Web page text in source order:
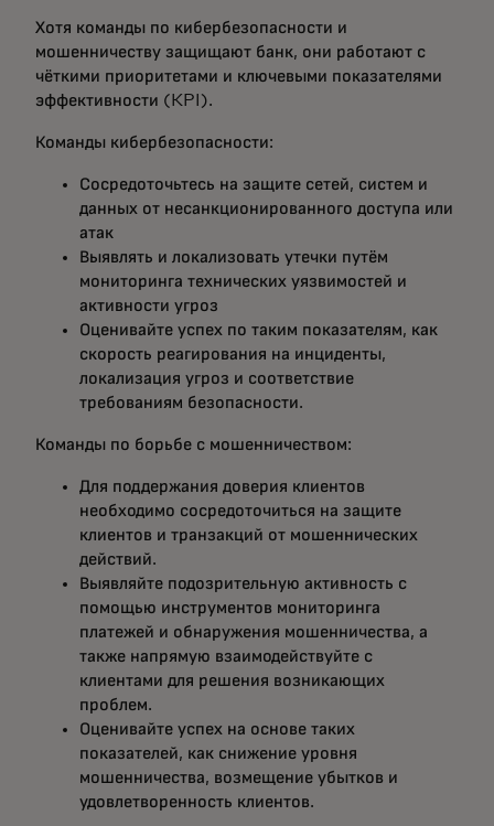
Хотя команды по кибербезопасности и
мошенничеству защищают банк, они работают с
чёткими приоритетами и ключевыми показателями
эффективности (KPI).
Команды кибербезопасности:
Сосредоточьтесь на защите сетей, систем и
данных от несанкционированного доступа или
атак
Выявлять и локализовать утечки путём
мониторинга технических уязвимостей и
активности угроз
Оценивайте успех по таким показателям, как
скорость реагирования на инциденты,
локализация угроз и соответствие
требованиям безопасности.
Команды по борьбе с мошенничеством:
Для поддержания доверия клиентов
необходимо сосредоточиться на защите
клиентов и транзакций от мошеннических
действий.
Выявляйте подозрительную активность с
помощью инструментов мониторинга
платежей и обнаружения мошенничества, а
также напрямую взаимодействуйте с
клиентами для решения возникающих
проблем.
Оценивайте успех на основе таких
показателей, как снижение уровня
мошенничества, возмещение убытков и
удовлетворенность клиентов.